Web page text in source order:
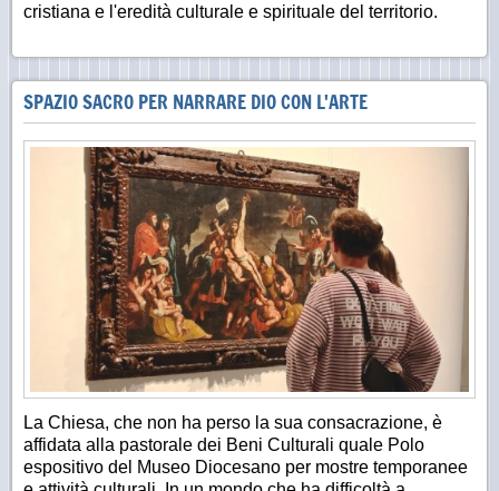
cristiana e l'eredità culturale e spirituale del territorio.
SPAZIO SACRO PER NARRARE DIO CON L'ARTE
La Chiesa, che non ha perso la sua consacrazione, è
affidata alla pastorale dei Beni Culturali quale Polo
espositivo del Museo Diocesano per mostre temporanee